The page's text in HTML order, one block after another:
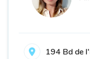
194 Bd de